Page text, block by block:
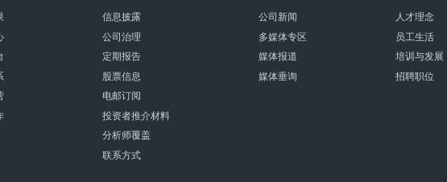
信息披露
公司治理
定期报告
股票信息
电邮订阅
投资者推介材料
分析师覆盖
联系方式
公司新闻
多媒体专区
媒体报道
媒体垂询
人才理念
员工生活
培训与发展
招聘职位